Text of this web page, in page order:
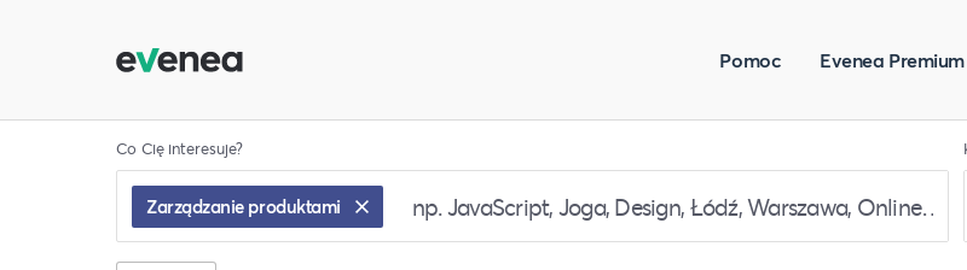
Pomoc Evenea Premium
Co Cię interesuje?
Zarządzanie produktami